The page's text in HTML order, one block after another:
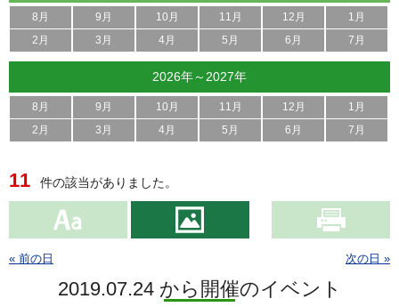
8月 9月 10月 11月 12月
1月
2月
3月 4月 5月 6月 7月
2026年～2027年
8月 9月 10月 11月 12月
1月
2月
3月 4月 5月 6月 7月
11 件の該当がありました。
« 前の日 次の日 »
2019.07.24 から開催のイベント